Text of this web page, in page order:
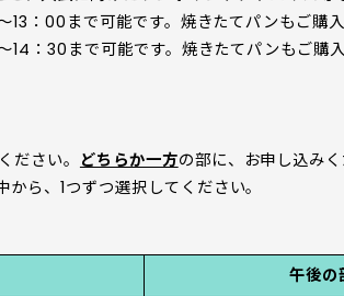
：00まで可能です。焼きたてパンもご購入
：30まで可能です。焼きたてパンもご購入
ださい。 どちらか一方の部に、お申し込みく
ら、1つずつ選択してください。
午後の